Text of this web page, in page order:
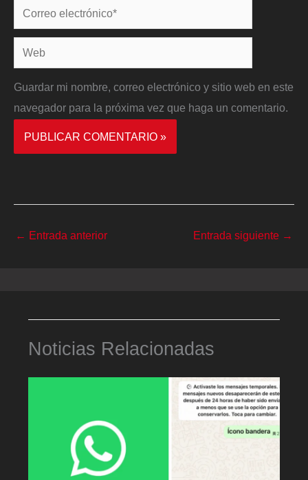
Correo
electrónico*
Web
Guardar mi nombre, correo electrónico y sitio web en este
navegador para la próxima vez que haga un comentario.
← Entrada anterior Entrada siguiente →
Noticias Relacionadas